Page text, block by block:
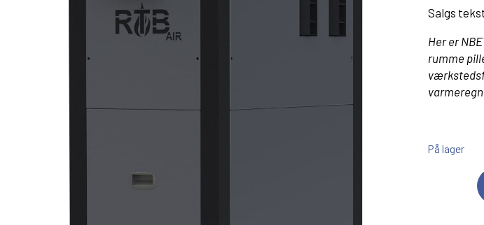
Salgs
Her er
rumme
På lager